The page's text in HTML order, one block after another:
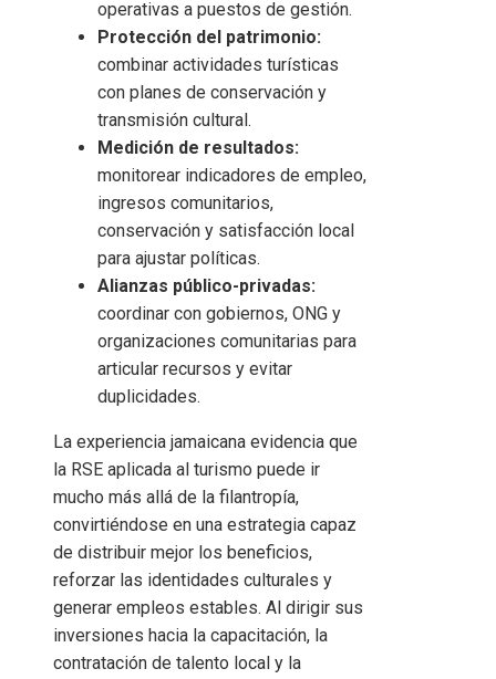
operativas a puestos de gestión.
Protección del patrimonio:
combinar actividades turísticas
con planes de conservación y
transmisión cultural.
Medición de resultados:
monitorear indicadores de empleo,
ingresos comunitarios,
conservación y satisfacción local
para ajustar políticas.
Alianzas público-privadas:
coordinar con gobiernos, ONG y
organizaciones comunitarias para
articular recursos y evitar
duplicidades.
La experiencia jamaicana evidencia que
la RSE aplicada al turismo puede ir
mucho más allá de la filantropía,
convirtiéndose en una estrategia capaz
de distribuir mejor los beneficios,
reforzar las identidades culturales y
generar empleos estables. Al dirigir sus
inversiones hacia la capacitación, la
contratación de talento local y la